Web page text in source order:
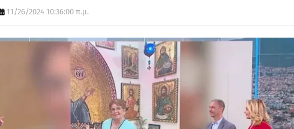
11/26/2024 10:36:00 π.μ.